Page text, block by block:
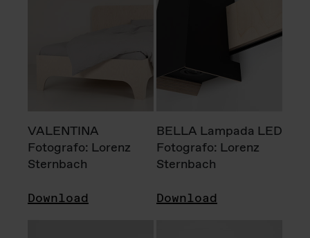
VALENTINA
Fotografo: Lorenz
Sternbach
Download
BELLA Lampada LED
Fotografo: Lorenz
Sternbach
Download